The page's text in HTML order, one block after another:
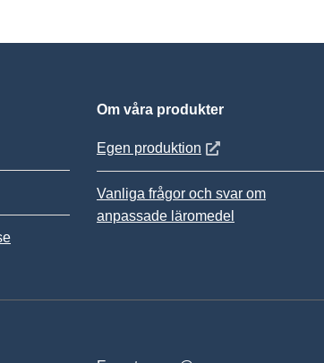
Om våra produkter
Egen produktion Öppnas i nytt fönster
Vanliga frågor och svar om
anpassade läromedel